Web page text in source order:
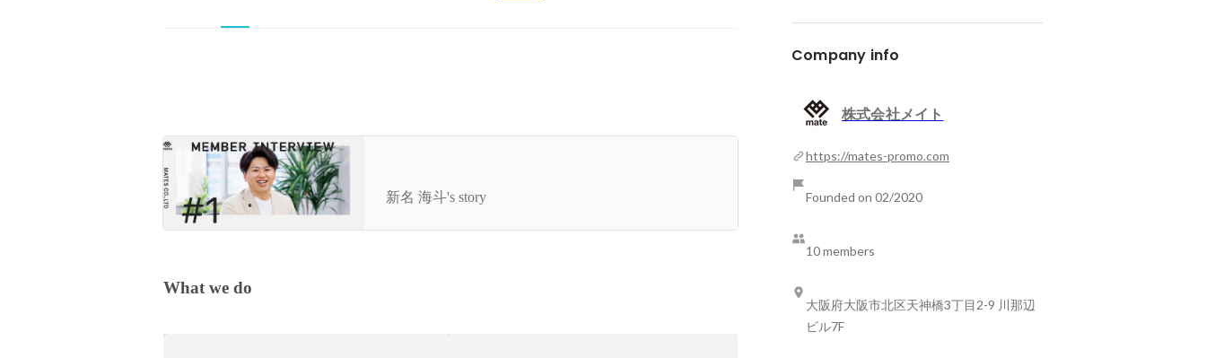
行員、リクルートを経て、、、代表取締役新名海斗
の創業ストーリー
新名 海斗's story
What we do
Company info
株式会社メイト
https://mates-promo.com
Founded on 02/2020
10 members
大阪府大阪市北区天神橋3丁目2-9 川那辺
ビル7F